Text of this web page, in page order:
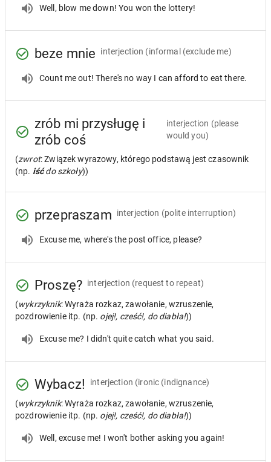
Well, blow me down! You won the lottery!
beze mnie interjection (informal (exclude me)
Count me out! There's no way I can afford to eat there.
zrób mi przysługę i
zrób coś
interjection (please
would you)
(zwrot: Związek wyrazowy, którego podstawą jest czasownik
(np. iśćdo szkoły))
przepraszam interjection (polite interruption)
Excuse me, where's the post office, please?
Proszę? interjection (request to repeat)
(wykrzyknik: Wyraża rozkaz, zawołanie, wzruszenie,
pozdrowienie itp. (np. ojej!, cześć!, do diabła!))
Excuse me? I didn't quite catch what you said.
Wybacz! interjection (ironic (indignance)
(wykrzyknik: Wyraża rozkaz, zawołanie, wzruszenie,
pozdrowienie itp. (np. ojej!, cześć!, do diabła!))
Well, excuse me! I won't bother asking you again!